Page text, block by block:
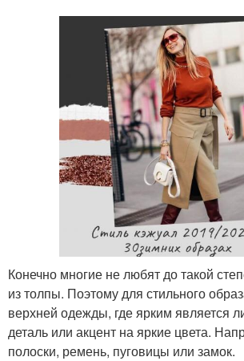
Конечно многие не любят до такой
из толпы. Поэтому для стильного
верхней одежды, где ярким является
деталь или акцент на яркие цвета.
полоски, ремень, пуговицы или замок.